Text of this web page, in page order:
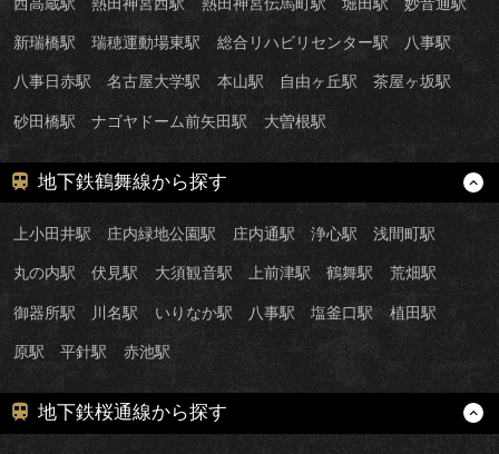
新瑞橋駅 瑞穂運動場東駅 総合リハビリセンター駅 八事駅
八事日赤駅 名古屋大学駅 本山駅 自由ヶ丘駅 茶屋ヶ坂駅
砂田橋駅 ナゴヤドーム前矢田駅 大曽根駅
地下鉄鶴舞線から探す
上小田井駅 庄内緑地公園駅 庄内通駅 浄心駅 浅間町駅
丸の内駅 伏見駅 大須観音駅 上前津駅 鶴舞駅 荒畑駅
御器所駅 川名駅 いりなか駅 八事駅 塩釜口駅 植田駅
原駅 平針駅 赤池駅
地下鉄桜通線から探す